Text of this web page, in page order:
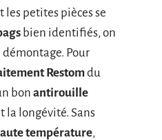
les petites pièces se
bien identifiés, on
Pour
Restomdu
bon antirouille
la longévité. Sans
température,